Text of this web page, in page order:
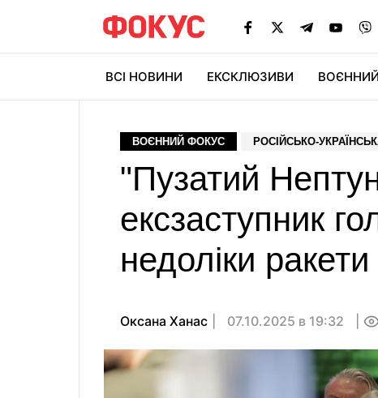
ВСІ НОВИНИ ЕКСКЛЮЗИВИ
ВОЄННИЙ ФОКУС РОСІЙСЬКО-
"Пузатий
ексзаступник
недоліки ракети
Оксана Ханас 07.10.2025 в 19:32